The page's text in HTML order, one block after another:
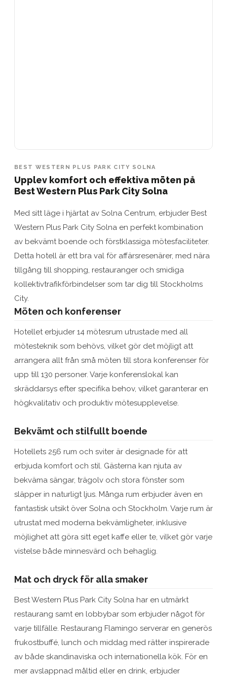
BEST WESTERN PLUS PARK CITY SOLNA
Upplev komfort och effektiva möten på
Best Western Plus Park City Solna
Med sitt läge i hjärtat av Solna Centrum, erbjuder Best
Western Plus Park City Solna en perfekt kombination
av bekvämt boende och förstklassiga mötesfaciliteter.
Detta hotell är ett bra val för affärsresenärer, med nära
tillgång till shopping, restauranger och smidiga
kollektivtrafikförbindelser som tar dig till Stockholms
City.
Möten och konferenser
Hotellet erbjuder 14 mötesrum utrustade med all
mötesteknik som behövs, vilket gör det möjligt att
arrangera allt från små möten till stora konferenser för
upp till 130 personer. Varje konferenslokal kan
skräddarsys efter specifika behov, vilket garanterar en
högkvalitativ och produktiv mötesupplevelse.
Bekvämt och stilfullt boende
Hotellets 256 rum och sviter är designade för att
erbjuda komfort och stil. Gästerna kan njuta av
bekväma sängar, trägolv och stora fönster som
släpper in naturligt ljus. Många rum erbjuder även en
fantastisk utsikt över Solna och Stockholm. Varje rum är
utrustat med moderna bekvämligheter, inklusive
möjlighet att göra sitt eget kaffe eller te, vilket gör varje
vistelse både minnesvärd och behaglig.
Mat och dryck för alla smaker
Best Western Plus Park City Solna har en utmärkt
restaurang samt en lobbybar som erbjuder något för
varje tillfälle. Restaurang Flamingo serverar en generös
frukostbuffé, lunch och middag med rätter inspirerade
av både skandinaviska och internationella kök. För en
mer avslappnad måltid eller en drink, erbjuder